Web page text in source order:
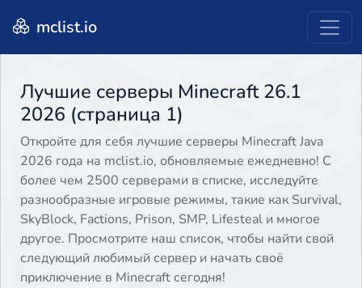
mclist.io
Лучшие серверы Minecraft 26.1
2026 (страница 1)
Откройте для себя лучшие серверы Minecraft Java
2026 года на mclist.io, обновляемые ежедневно! С
более чем 2500 серверами в списке, исследуйте
разнообразные игровые режимы, такие как Survival,
SkyBlock, Factions, Prison, SMP, Lifesteal и многое
другое. Просмотрите наш список, чтобы найти свой
следующий любимый сервер и начать своё
приключение в Minecraft сегодня!